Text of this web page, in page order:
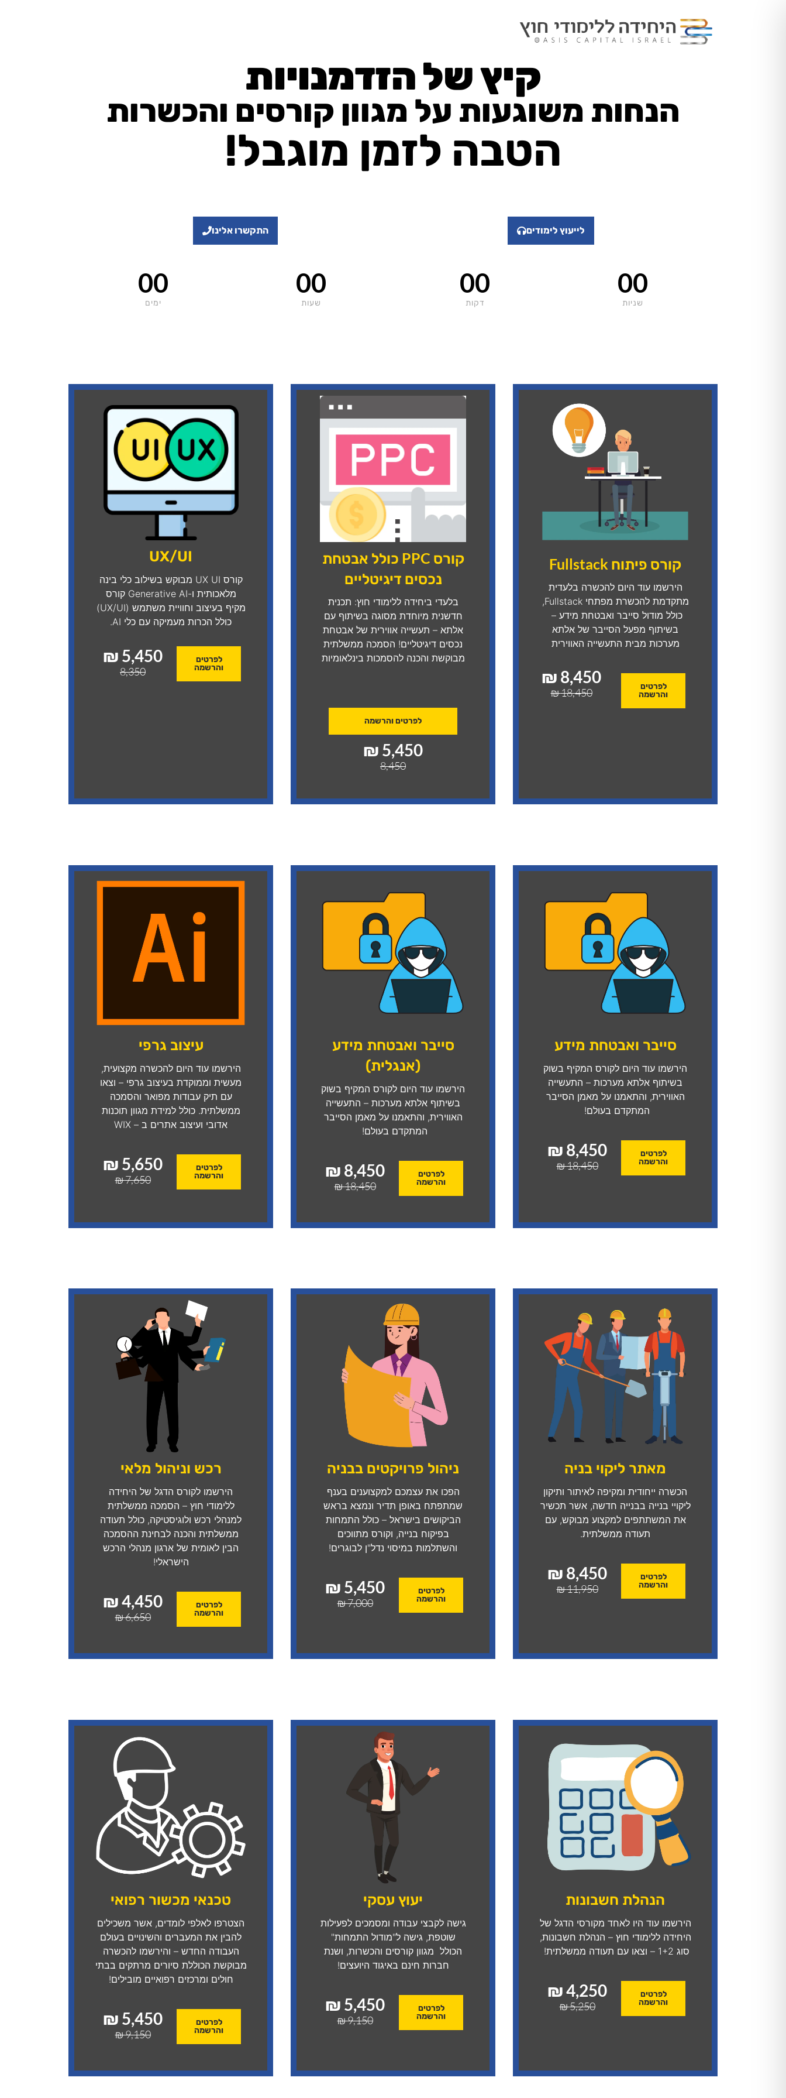
קיץ של הזדמנויות
הנחות משוגעות על מגוון קורסים והכשרות
הטבה לזמן מוגבל!
לייעוץ לימודים התקשרו אלינו
00
ימים
00
שעות
00
דקות
00
שניות
קורס פיתוח Fullstack
הירשמו עוד היום להכשרה בלעדית
מתקדמת להכשרת מפתחי Fullstack,
כולל מודול סייבר ואבטחת מידע –
בשיתוף מפעל הסייבר של אלתא
מערכות מבית התעשייה האווירית
לפרטים
והרשמה
8,450 ₪
18,450 ₪
קורס PPC כולל אבטחת
נכסים דיגיטליים
בלעדי ביחידה ללימודי חוץ: תכנית
חדשנית מיוחדת מסוגה בשיתוף עם
אלתא – תעשייה אווירית של אבטחת
נכסים דיגיטליים! הסמכה ממשלתית
מבוקשת והכנה להסמכות בינלאומיות
לפרטים והרשמה
5,450 ₪
8,450
UX/UI
קורס UX UI מבוקש בשילוב כלי בינה
מלאכותית ו-Generative AI
קורס
מקיף בעיצוב וחוויית משתמש (UX/UI)
כולל הכרות מעמיקה עם כלי AI.
לפרטים
והרשמה
5,450 ₪
8,350
סייבר ואבטחת מידע
הירשמו עוד היום לקורס המקיף בשוק
בשיתוף אלתא מערכות – התעשייה
האווירית, והתאמנו על מאמן הסייבר
המתקדם בעולם!
לפרטים
והרשמה
8,450 ₪
18,450 ₪
סייבר ואבטחת מידע
(אנגלית)
הירשמו עוד היום לקורס המקיף בשוק
בשיתוף אלתא מערכות – התעשייה
האווירית, והתאמנו על מאמן הסייבר
המתקדם בעולם!
לפרטים
והרשמה
8,450 ₪
18,450 ₪
עיצוב גרפי
הירשמו עוד היום להכשרה מקצועית,
מעשית וממוקדת בעיצוב גרפי – וצאו
עם תיק עבודות מפואר והסמכה
ממשלתית. כולל למידת מגוון תוכנות
אדובי ועיצוב אתרים ב – WIX
לפרטים
והרשמה
5,650 ₪
7,650 ₪
מאתר ליקוי בניה
הכשרה ייחודית ומקיפה לאיתור ותיקון
ליקויי בנייה בבנייה חדשה, אשר תכשיר
את המשתתפים למקצוע מבוקש, עם
תעודה ממשלתית.​
לפרטים
והרשמה
8,450 ₪
11,950 ₪
ניהול פרויקטים בבניה
הפכו את עצמכם למקצוענים בענף
שמתפתח באופן תדיר ונמצא בראש
הביקושים בישראל – כולל התמחות
בפיקוח בנייה, וקורס מתווכים
והשתלמות במיסוי נדל"ן לבוגרים!
לפרטים
והרשמה
5,450 ₪
7,000 ₪
רכש וניהול מלאי
הירשמו לקורס הדגל של היחידה
ללימודי חוץ – הסמכה ממשלתית
למנהלי רכש ולוגיסטיקה, כולל תעודה
ממשלתית והכנה לבחינת ההסמכה
הבין לאומית של ארגון מנהלי הרכש
הישראלי!
לפרטים
והרשמה
4,450 ₪
6,650 ₪
הנהלת חשבונות
הירשמו עוד היו לאחד מקורסי הדגל של
היחידה ללימודי חוץ – הנהלת חשבונות,
סוג 1+2 – וצאו עם תעודה ממשלתית!
לפרטים
והרשמה
4,250 ₪
5,250 ₪
יעוץ עסקי
גישה לקבצי עבודה ומסמכים לפעילות
שוטפת, גישה ל"מודול התמחות"
הכולל מגוון קורסים והכשרות, ושנת
חברות חינם באיגוד היועצים!
לפרטים
והרשמה
5,450 ₪
9,150 ₪
טכנאי מכשור רפואי
הצטרפו לאלפי לומדים, אשר משכילים
להבין את המעברים והשינויים בעולם
העבודה החדש – והירשמו להכשרה
מבוקשת הכוללת סיורים מרתקים בבתי
חולים ומרכזים רפואיים מובילים!
לפרטים
והרשמה
5,450 ₪
9,150 ₪